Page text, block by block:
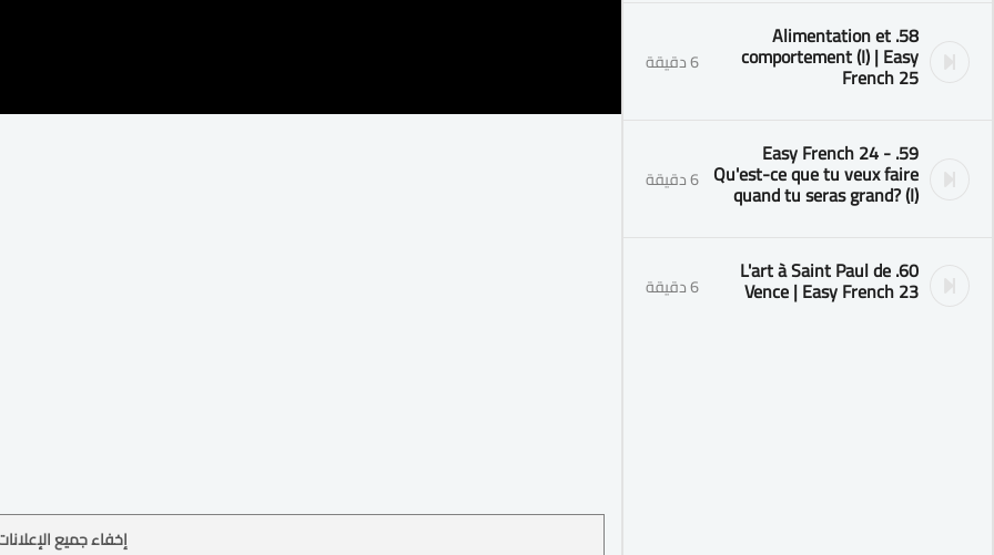
58. Alimentation et
comportement (I) | Easy
French 25 6 دقيقة
59. Easy French 24 -
Qu'est-ce que tu veux faire
quand tu seras grand? (I) 6 دقيقة
60. L'art à Saint Paul de
Vence | Easy French 23 6 دقيقة
إخفاء جميع